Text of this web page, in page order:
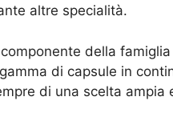
altre specialità.
della
di capsule in
di una scelta ampia